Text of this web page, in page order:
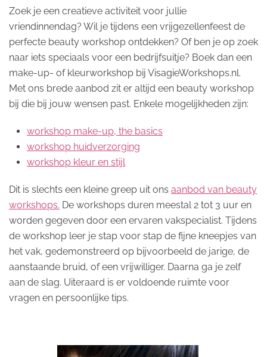
Zoek je een creatieve activiteit voor jullie
vriendinnendag? Wil je tijdens een vrijgezellenfeest de
perfecte beauty workshop ontdekken? Of ben je op zoek
naar iets speciaals voor een bedrijfsuitje? Boek dan een
make-up- of kleurworkshop bij VisagieWorkshops.nl.
Met ons brede aanbod zit er altijd een beauty workshop
bij die bij jouw wensen past. Enkele mogelijkheden zijn:
workshop make-up, the basics
workshop huidverzorging
workshop kleur en stijl
Dit is slechts een kleine greep uit ons aanbod van beauty
workshops. De workshops duren meestal 2 tot 3 uur en
worden gegeven door een ervaren vakspecialist. Tijdens
de workshop leer je stap voor stap de fijne kneepjes van
het vak, gedemonstreerd op bijvoorbeeld de jarige, de
aanstaande bruid, of een vrijwilliger. Daarna ga je zelf
aan de slag. Uiteraard is er voldoende ruimte voor
vragen en persoonlijke tips.